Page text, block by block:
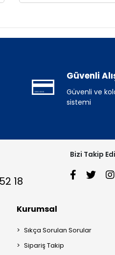
Güvenli
Güvenli ve
sistemi
18
Bizi Takip
Kurumsal
Sıkça Sorulan Sorular
Sipariş Takip